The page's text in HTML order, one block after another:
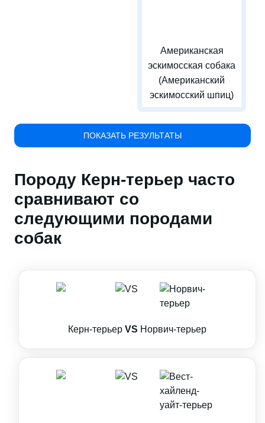
Американская
эскимосская собака
(Американский
эскимосский шпиц)
ПОКАЗАТЬ РЕЗУЛЬТАТЫ
Породу Керн-терьер часто
сравнивают со
следующими породами
собак
Керн-терьер VS Норвич-терьер